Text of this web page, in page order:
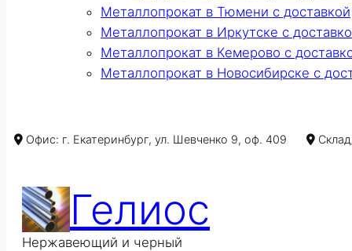
Металлопрокат в Тюмени с доставкой
Металлопрокат в Иркутске с
Металлопрокат в Кемерово с
Металлопрокат в Новосибирске с
Офис: г. Екатеринбург, ул. Шевченко 9, оф. 409
Гелиос
Нержавеющий и черный